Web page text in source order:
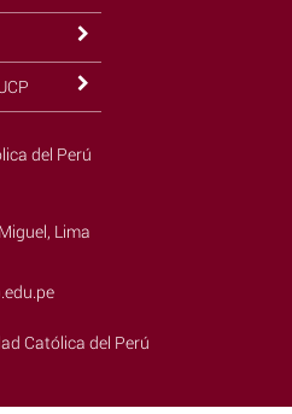
del Perú
Lima
Católica del Perú